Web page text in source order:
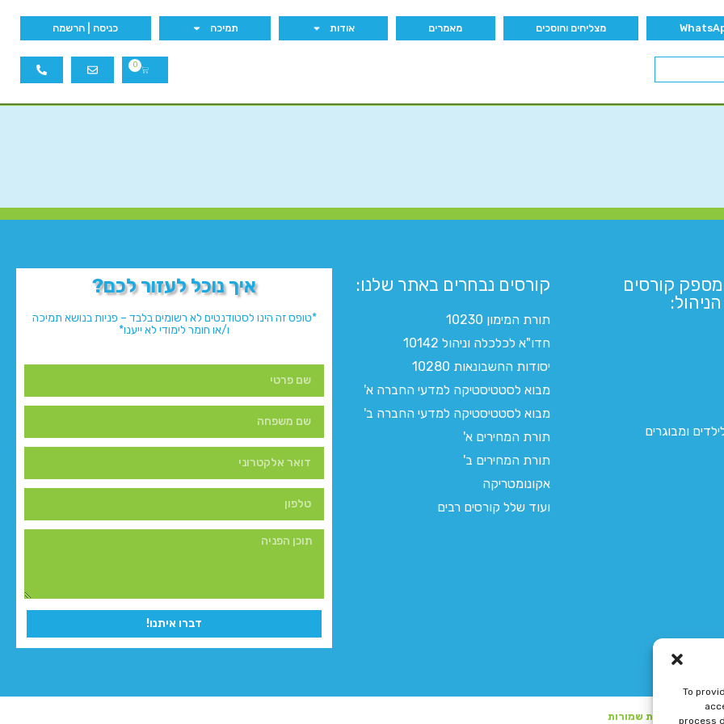
To
process
מצליחים וחוסכים מאמרים אודות תמיכה כניסה | הרשמה
0
קורסים
ומבוגרים
קורסים נבחרים באתר שלנו:​
תורת המימון 10230
חדו"א לכלכלה וניהול 10142
יסודות החשבונאות 10280
מבוא לסטטיסטיקה למדעי החברה א'
מבוא לסטטיסטיקה למדעי החברה ב'
תורת המחירים א'
תורת המחירים ב'
אקונומטריקה
ועוד שלל קורסים רבים
איך נוכל לעזור לכם?
*טופס זה הינו לסטודנטים לא רשומים בלבד – פניות בנושא תמיכה
ו/או חומר לימודי לא ייענו*
דברו איתנו!